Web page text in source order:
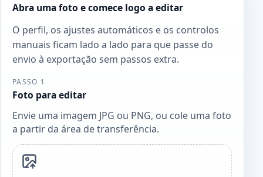
Abra uma foto e comece logo a editar
O perfil, os ajustes automáticos e os controlos
manuais ficam lado a lado para que passe do
envio à exportação sem passos extra.
PASSO 1
Foto para editar
Envie uma imagem JPG ou PNG, ou cole uma foto
a partir da área de transferência.